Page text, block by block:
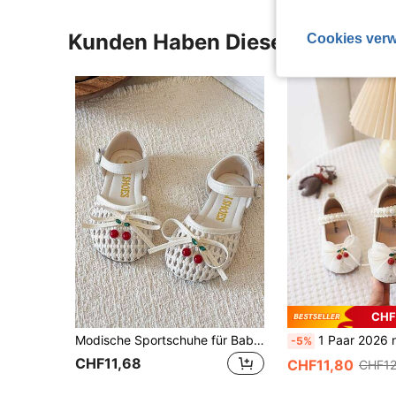
Kunden Haben Diese Artikel
Modische Sportschuhe für Babys, schön und für alle Jahreszeiten geeignet, Baby Kleinkind Prinzessin Schuhe
CHF11,68
-5% 1 Paar 2026 neue Babyschuhe, Mädchen Perlenschuhe
CHF11,80
Cookies